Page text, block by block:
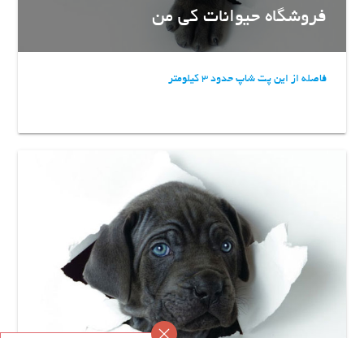
فروشگاه حیوانات کی من
فاصله از این پت شاپ حدود 3 کیلومتر